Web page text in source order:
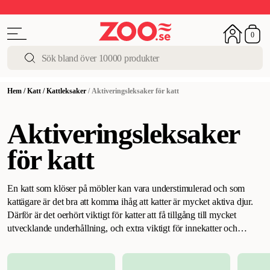
0
Hem /Katt /Kattleksaker /Aktiveringsleksaker för katt
Aktiveringsleksaker
för katt
En katt som klöser på möbler kan vara understimulerad och som
kattägare är det bra att komma ihåg att katter är mycket aktiva djur.
Därför är det oerhört viktigt för katter att få tillgång till mycket
utvecklande underhållning, och extra viktigt för innekatter och
aktiveringsleksaker för katt som kan hjälpa till med det. Stimulering